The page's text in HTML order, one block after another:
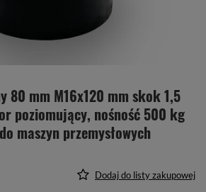
80 mm M16x120 mm skok 1,5
poziomujący, nośność 500 kg
maszyn przemysłowych
Dodaj do listy zakupowej